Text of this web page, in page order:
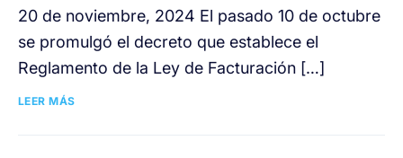
20 de noviembre, 2024 El pasado 10 de octubre
se promulgó el decreto que establece el
Reglamento de la Ley de Facturación […]
LEER MÁS